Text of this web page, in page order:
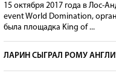
15 октября 2017 года в Лос-
event World Domination,
была площадка King of ...
ЛАРИН СЫГРАЛ РОМУ